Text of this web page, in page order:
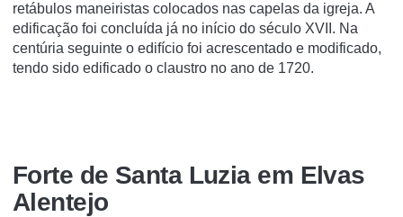
retábulos maneiristas colocados nas capelas da igreja. A
edificação foi concluída já no início do século XVII. Na
centúria seguinte o edifício foi acrescentado e modificado,
tendo sido edificado o claustro no ano de 1720.
Forte de Santa Luzia em Elvas
Alentejo